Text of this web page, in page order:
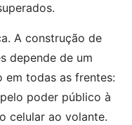
A construção de
depende de um
todas as frentes:
poder público à
celular ao volante.